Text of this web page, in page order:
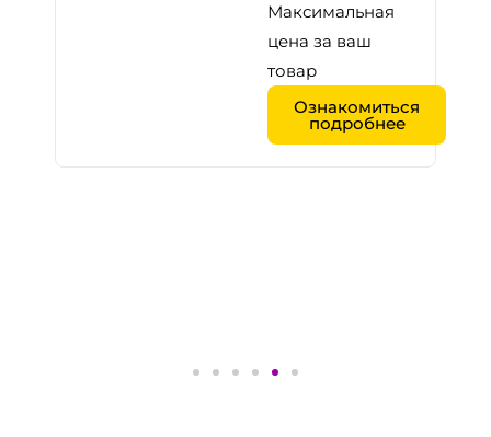
Максимальная
цена за ваш
товар
Ознакомиться
подробнее